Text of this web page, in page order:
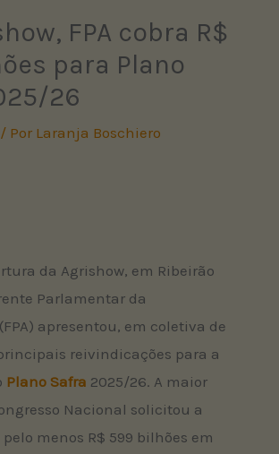
FPA cobra R$
para Plano
26
/ Por Laranja Boschiero
da Agrishow, em Ribeirão
Parlamentar da
apresentou, em coletiva de
reivindicações para a
Plano Safra 2025/26. A maior
Nacional solicitou a
menos R$ 599 bilhões em